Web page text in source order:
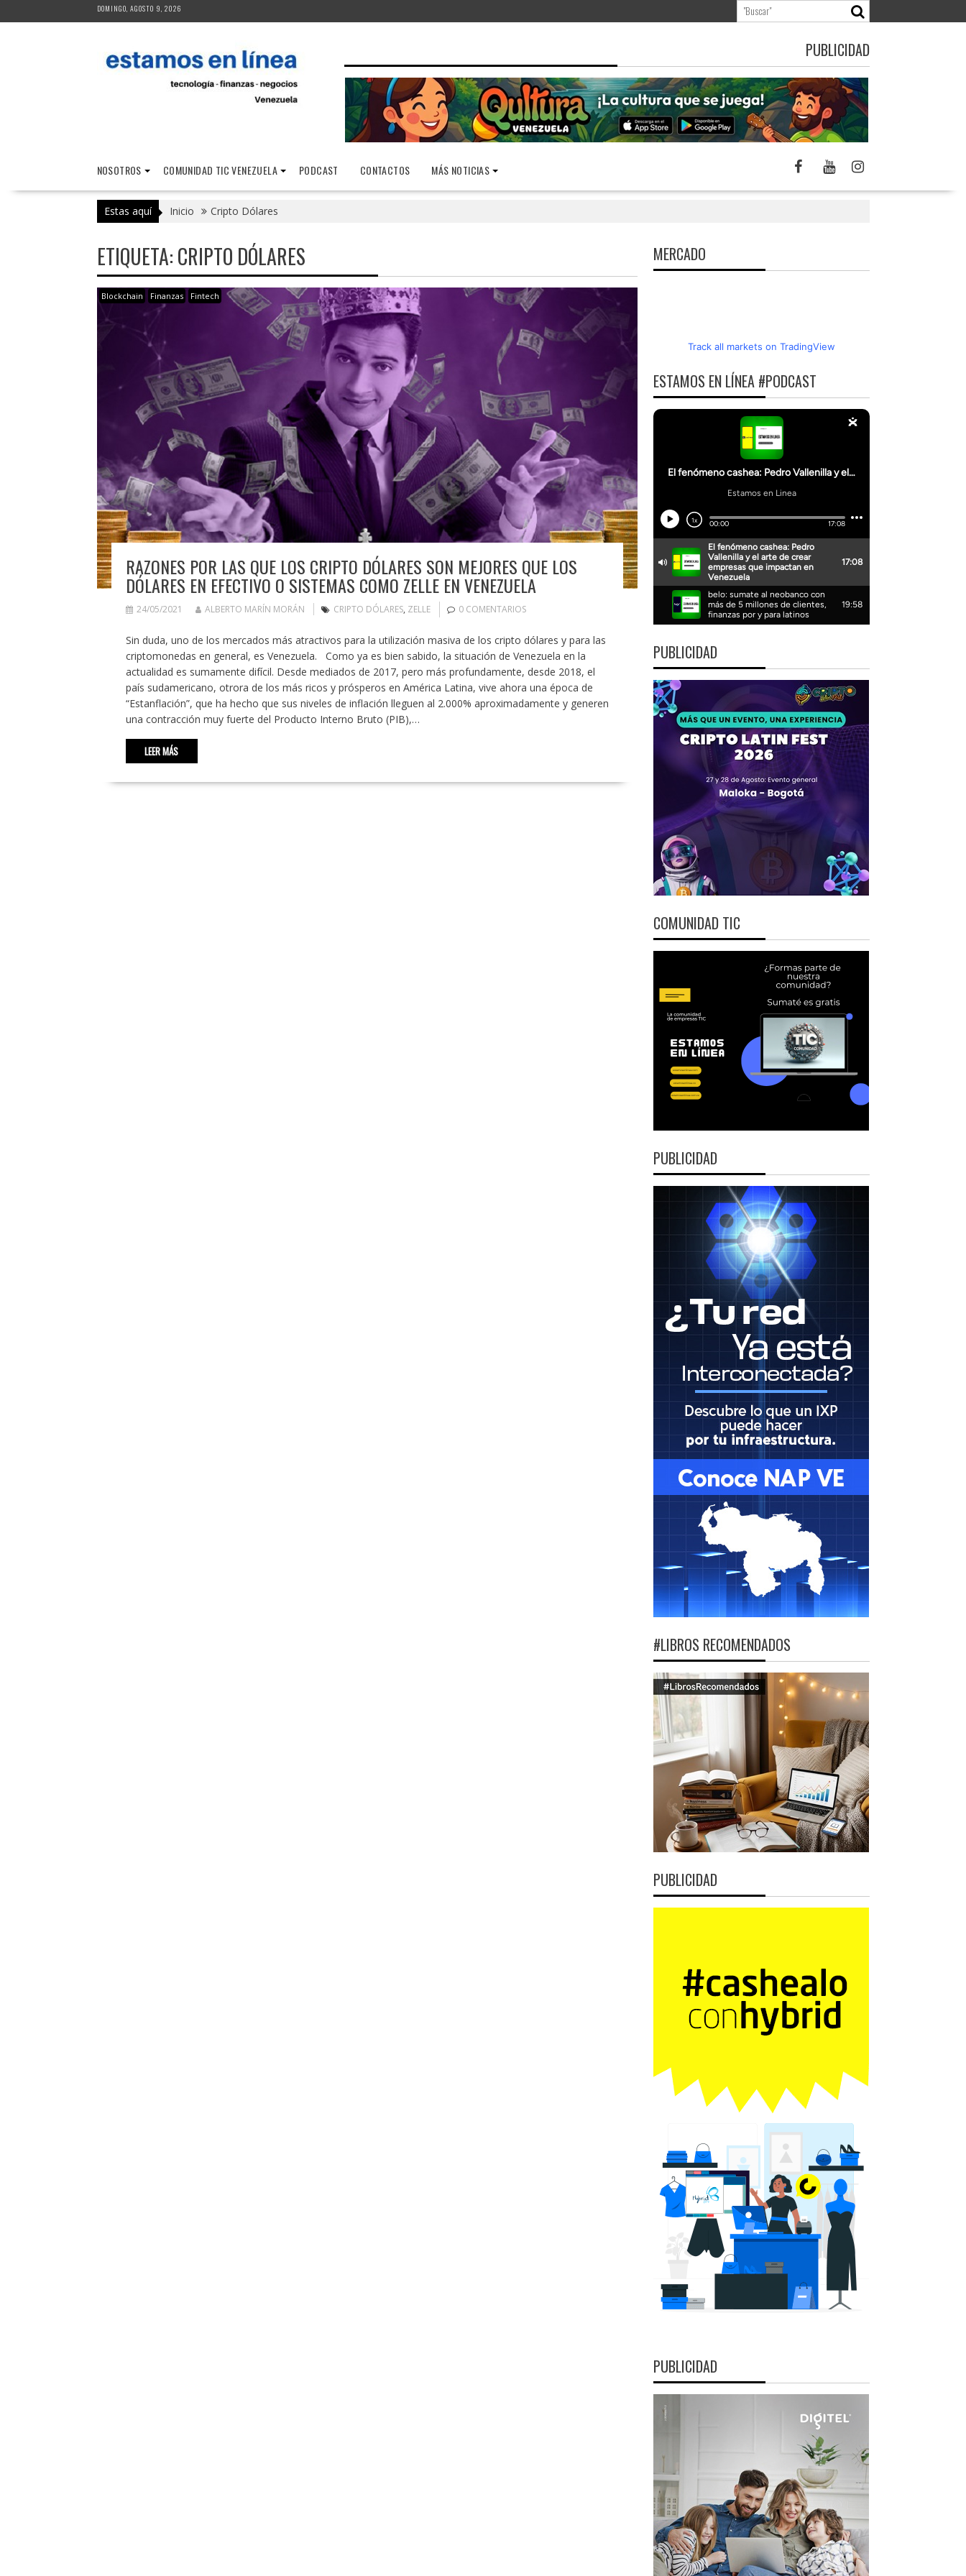
al
DOMINGO, AGOSTO 9, 2026
PUBLICIDAD
NOSOTROS COMUNIDAD TIC VENEZUELA PODCAST CONTACTOS MÁS NOTICIAS
Estas aquí Inicio Cripto Dólares
ETIQUETA:CRIPTO DÓLARES
Blockchain Finanzas Fintech
RAZONES POR LAS QUE LOS CRIPTO DÓLARES SON MEJORES QUE LOS
DÓLARES EN EFECTIVO O SISTEMAS COMO ZELLE EN VENEZUELA
24/05/2021 ALBERTO MARÍN MORÁN CRIPTO DÓLARES, ZELLE 0 COMENTARIOS
Sin duda, uno de los mercados más atractivos para la utilización masiva de los cripto dólares y para las
criptomonedas en general, es Venezuela. Como ya es bien sabido, la situación de Venezuela en la
actualidad es sumamente difícil. Desde mediados de 2017, pero más profundamente, desde 2018, el
país sudamericano, otrora de los más ricos y prósperos en América Latina, vive ahora una época de
“Estanflación”, que ha hecho que sus niveles de inflación lleguen al 2.000% aproximadamente y generen
una contracción muy fuerte del Producto Interno Bruto (PIB),…
LEER MÁS
MERCADO
Track all markets on TradingView
ESTAMOS EN LÍNEA #PODCAST
PUBLICIDAD
COMUNIDAD TIC
PUBLICIDAD
#LIBROS RECOMENDADOS
PUBLICIDAD
PUBLICIDAD